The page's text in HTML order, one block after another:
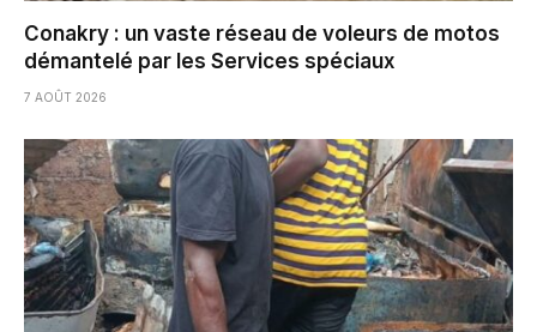
Conakry : un vaste réseau de voleurs de motos
démantelé par les Services spéciaux
7 AOÛT 2026